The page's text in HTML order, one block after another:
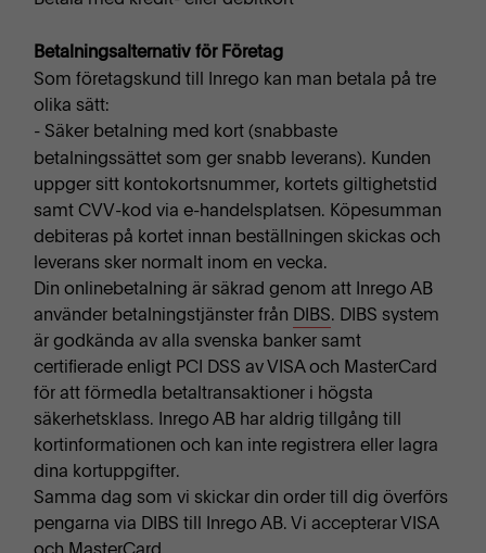
Betalningsalternativ för Företag
Som företagskund till Inrego kan man betala på tre
olika sätt:
- Säker betalning med kort (snabbaste
betalningssättet som ger snabb leverans). Kunden
uppger sitt kontokortsnummer, kortets giltighetstid
samt CVV-kod via e-handelsplatsen. Köpesumman
debiteras på kortet innan beställningen skickas och
leverans sker normalt inom en vecka.
Din onlinebetalning är säkrad genom att Inrego AB
använder betalningstjänster från DIBS. DIBS system
är godkända av alla svenska banker samt
certifierade enligt PCI DSS av VISA och MasterCard
för att förmedla betaltransaktioner i högsta
säkerhetsklass. Inrego AB har aldrig tillgång till
kortinformationen och kan inte registrera eller lagra
dina kortuppgifter.
Samma dag som vi skickar din order till dig överförs
pengarna via DIBS till Inrego AB. Vi accepterar VISA
och MasterCard